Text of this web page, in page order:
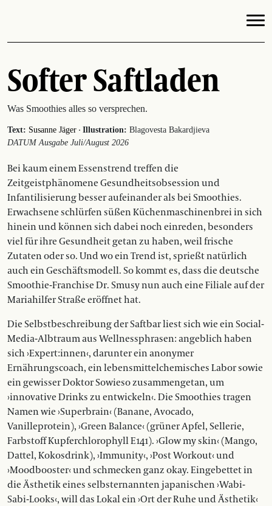
Softer Saftladen
Was Smoothies alles so versprechen.
Text: Susanne Jäger · Illustration: Blagovesta Bakardjieva
DATUM Ausgabe Juli/August 2026
Bei kaum einem Essenstrend treffen die
Zeitgeistphänomene Gesundheitsobsession und
Infantilisierung besser aufeinander als bei Smoothies.
Erwachsene schlürfen süßen Küchenmaschinenbrei in sich
hinein und können sich dabei noch einreden, besonders
viel für ihre Gesundheit getan zu haben, weil frische
Zutaten oder so. Und wo ein Trend ist, sprießt natürlich
auch ein Geschäftsmodell. So kommt es, dass die deutsche
Smoothie-Franchise Dr. Smusy nun auch eine Filiale auf der
Mariahilfer Straße eröffnet hat.
Die Selbstbeschreibung der Saftbar liest sich wie ein Social-
Media-Albtraum aus Wellnessphrasen: angeblich haben
sich ›Expert:innen‹, darunter ein anonymer
Ernährungscoach, ein lebensmittelchemisches Labor sowie
ein gewisser Doktor Sowieso zusammengetan, um
›innovative Drinks zu entwickeln‹. Die Smoothies tragen
Namen wie ›Superbrain‹ (Banane, Avocado,
Vanilleprotein), ›Green Balance‹ (grüner Apfel, Sellerie,
Farbstoff Kupferchlorophyll E141). ›Glow my skin‹ (Mango,
Dattel, Kokosdrink), ›Immunity‹, ›Post Workout‹ und
›Moodbooster‹ und schmecken ganz okay. Eingebettet in
die Ästhetik eines selbst­ernannten japanischen ›Wabi-
Sabi-Looks‹, will das Lokal ein ›Ort der Ruhe und Ästhetik‹